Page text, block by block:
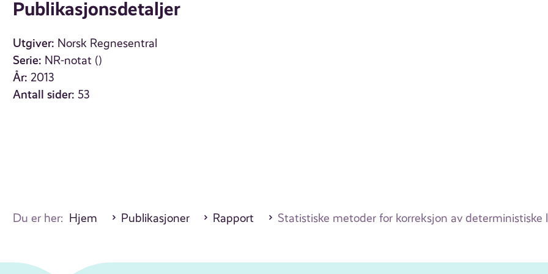
Publikasjonsdetaljer
Utgiver: Norsk Regnesentral
Serie: NR-notat ()
År: 2013
Antall sider: 53
Du er her: Hjem Publikasjoner Rapport Statistiske metoder for korreksjon av